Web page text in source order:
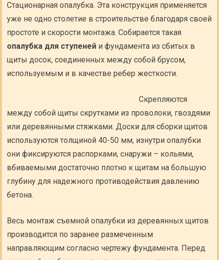
Стационарная опалубка. Эта конструкция применяется
уже не одно столетие в строительстве благодаря своей
простоте и скорости монтажа. Собирается такая
опалубка для ступеней и фундамента из сбитых в
щиты досок, соединенных между собой брусом,
используемым и в качестве ребер жесткости.
Скрепляются
между собой щиты скрутками из проволоки, гвоздями
или деревянными стяжками. Доски для сборки щитов
используются толщиной 40-50 мм, изнутри опалубки
они фиксируются распорками, снаружи – кольями,
вбиваемыми достаточно плотно к щитам на большую
глубину для надежного противодействия давлению
бетона.
Весь монтаж съемной опалубки из деревянных щитов
производится по заранее размеченным
направляющим согласно чертежу фундамента. Перед